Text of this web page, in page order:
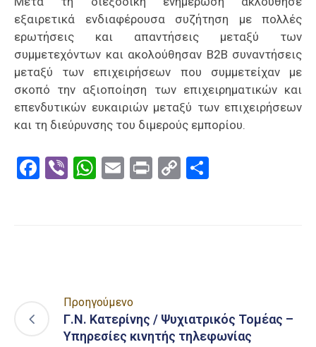
εξαιρετικά ενδιαφέρουσα συζήτηση με πολλές
ερωτήσεις και απαντήσεις μεταξύ των
συμμετεχόντων και ακολούθησαν Β2Β συναντήσεις
μεταξύ των επιχειρήσεων που συμμετείχαν με
σκοπό την αξιοποίηση των επιχειρηματικών και
επενδυτικών ευκαιριών μεταξύ των επιχειρήσεων
και τη διεύρυνσης του διμερούς εμπορίου.
Facebook
ViberWhatsApp
EmailPrintCopy
Προηγούμενο
Γ.Ν. Κατερίνης / Ψυχιατρικός Τομέας –
Υπηρεσίες κινητής τηλεφωνίας